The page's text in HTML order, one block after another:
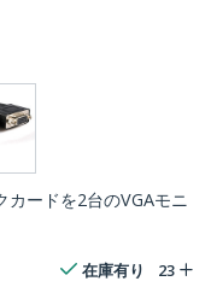
ードを2台のVGAモニ
在庫有り 23